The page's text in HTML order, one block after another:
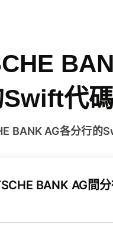
Swift代碼
BANK AG各分行的
BANK AG間